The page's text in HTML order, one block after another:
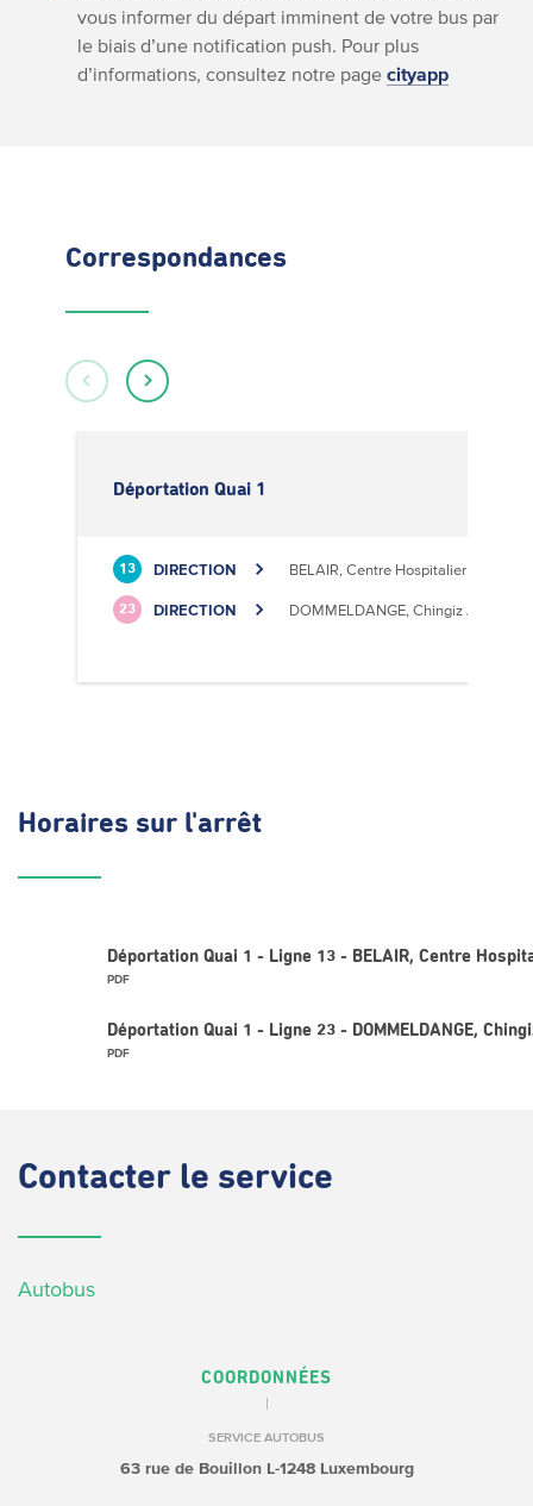
vous informer du départ imminent de votre bus par
le biais d’une notification push. Pour plus
d’informations, consultez notre page cityapp
Correspondances
Déportation Quai 1
13 DIRECTION BELAIR, Centre Hospitalier
23 DIRECTION DOMMELDANGE, Chingiz Aitmatov
Horaires sur l'arrêt
Déportation Quai 1 - Ligne 13 - BELAIR, Centre
PDF
Déportation Quai 1 - Ligne 23 - DOMMELDANGE,
PDF
Contacter le service
Autobus
COORDONNÉES
SERVICE AUTOBUS
63 rue de BouillonL-1248 Luxembourg